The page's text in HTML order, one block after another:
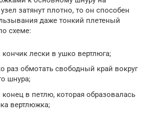
затянут плотно, то он способен
даже тонкий плетеный
схеме:
кончик лески в ушко вертлюга;
раз обмотать свободный край вокруг
шнура;
конец в петлю, которая образовалась
вертлюжка;